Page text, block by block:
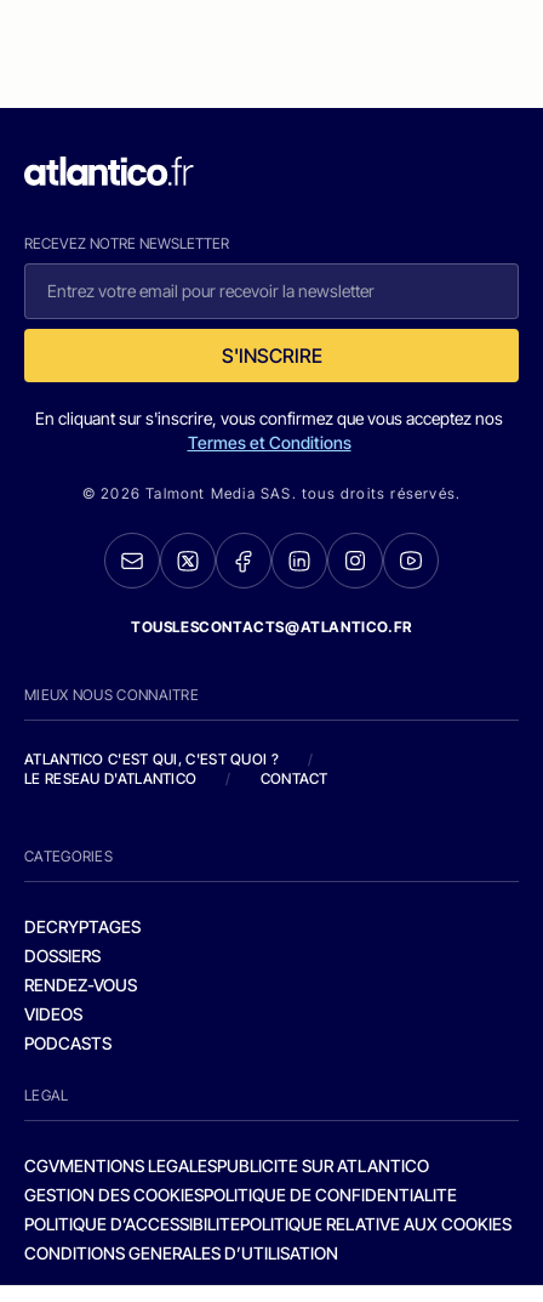
RECEVEZ NOTRE NEWSLETTER
S'INSCRIRE
En cliquant sur s'inscrire, vous confirmez que vous acceptez nos
Termes et Conditions
© 2026 Talmont Media SAS. tous droits réservés.
TOUSLESCONTACTS@ATLANTICO.FR
MIEUX NOUS CONNAITRE
ATLANTICO C'EST QUI, C'EST QUOI ?
/
LE RESEAU D'ATLANTICO
/ CONTACT
CATEGORIES
DECRYPTAGES
DOSSIERS
RENDEZ-VOUS
VIDEOS
PODCASTS
LEGAL
CGVMENTIONS LEGALESPUBLICITE SUR ATLANTICO
GESTION DES COOKIESPOLITIQUE DE CONFIDENTIALITE
POLITIQUE D’ACCESSIBILITEPOLITIQUE RELATIVE AUX COOKIES
CONDITIONS GENERALES D’UTILISATION